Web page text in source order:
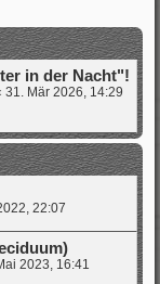
in der Nacht"!
31. Mär 2026, 14:29
22:07
2023, 16:41